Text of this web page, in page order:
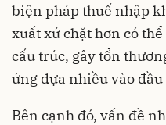
biện pháp thuế nhập
xuất xứ chặt hơn có
cấu trúc, gây tổn
ứng dựa nhiều vào
Bên cạnh đó, vấn đề